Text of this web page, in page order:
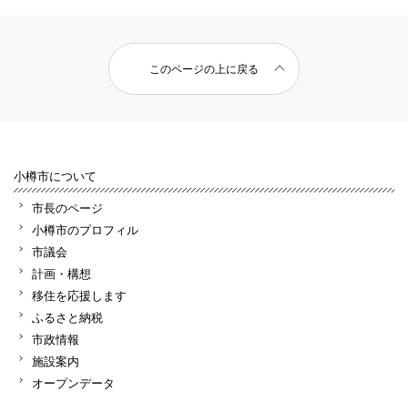
このページの上に戻る
小樽市について
市長のページ
小樽市のプロフィル
市議会
計画・構想
移住を応援します
ふるさと納税
市政情報
施設案内
オープンデータ